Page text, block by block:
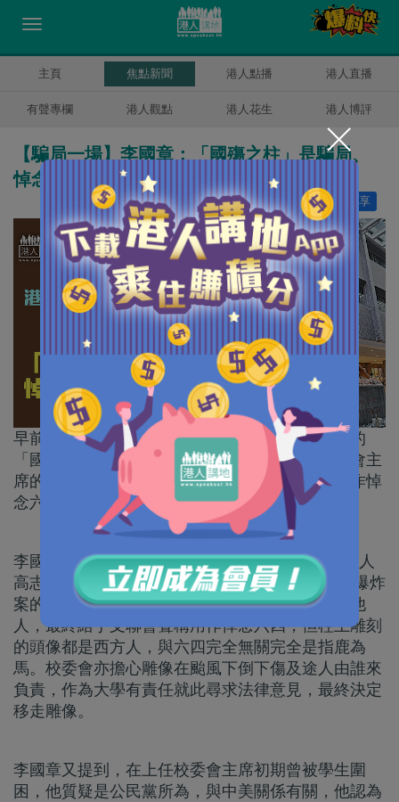
主頁 焦點新聞 港人點播 港人直播
有聲專欄 港人觀點 港人花生 港人博評
【騙局一場】李國章：「國殤之柱」是騙局、
悼念六四是指鹿為馬
分享
讚好 22
早前港大移走被外界指涉嫌違反《港區國安法》的
「國殤之柱」，事件引起回響。剛卸任港大校委會主
席的李國章形容，「國殤之柱」是一個騙局，用作悼
念六四是指鹿為馬。
李國章今日（1日）出席一個電台節目時指，創作人
高志活原本想紀念美國1995年美國奧克拉荷馬市爆炸
案的死難者，但美國拒絕接收，高志活才去找其他
人，最終給予支聯會聲稱用作悼念六四，但柱上雕刻
的頭像都是西方人，與六四完全無關完全是指鹿為
馬。校委會亦擔心雕像在颱風下倒下傷及途人由誰來
負責，作為大學有責任就此尋求法律意見，最終決定
移走雕像。
李國章又提到，在上任校委會主席初期曾被學生圍
困，他質疑是公民黨所為，與中美關係有關，他認為